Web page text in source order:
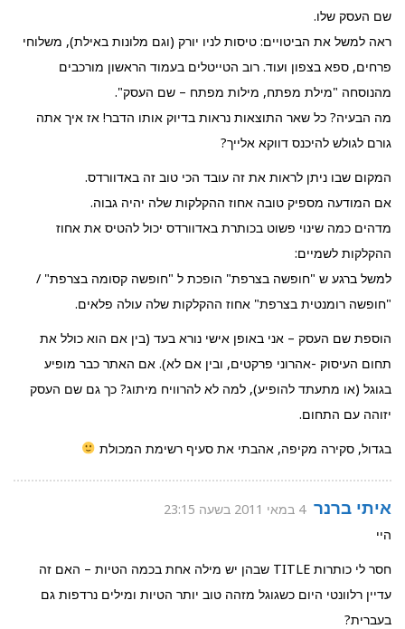
שם העסק שלו.
ראה למשל את הביטויים: טיסות לניו יורק (וגם מלונות באילת), משלוחי
פרחים, ספא בצפון ועוד. רוב הטייטלים בעמוד הראשון מורכבים
מהנוסחה "מילת מפתח, מילות מפתח – שם העסק".
מה הבעיה? כל שאר התוצאות נראות בדיוק אותו הדבר! אז איך אתה
גורם לגולש להיכנס דווקא אלייך?
המקום שבו ניתן לראות את זה עובד הכי טוב זה באדוורדס.
אם המודעה מספיק טובה אחוז ההקלקות שלה יהיה גבוה.
מדהים כמה שינוי פשוט בכותרת באדוורדס יכול להטיס את אחוז
ההקלקות לשמיים:
למשל ברגע ש "חופשה בצרפת" הופכת ל "חופשה קסומה בצרפת" /
"חופשה רומנטית בצרפת" אחוז ההקלקות שלה עולה פלאים.
הוספת שם העסק – אני באופן אישי נורא בעד (בין אם הוא כולל את
תחום העיסוק -אהרוני פרקטים, ובין אם לא). אם האתר כבר מופיע
בגוגל (או מתעתד להופיע), למה לא להרוויח מיתוג? כך גם שם העסק
יזוהה עם התחום.
בגדול, סקירה מקיפה, אהבתי את סעיף רשימת המכולת
איתי ברנר 4 במאי 2011 בשעה 23:15
היי
חסר לי כותרות TITLE שבהן יש מילה אחת בכמה הטיות – האם זה
עדיין רלוונטי היום כשגוגל מזהה טוב יותר הטיות ומילים נרדפות גם
בעברית?